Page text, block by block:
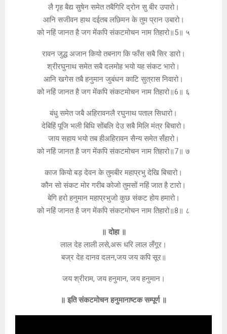
लै गृह बैद्य सुषेन समेत तबैगिरि द्रोन सु बीर उपारो।
आनि सजीवन हाथ दईतब लछिमन के तुम प्रान उबारो।
को नहिं जानत है जग मेंकपि संकटमोचन नाम तिहारो॥5॥ ५
रावन जुद्ध अजान कियो तबनाग कि फाँस सबै सिर डारो।
श्रीरघुनाथ समेत सबै दलमोह भयो यह संकट भारो।
आनि खगेस तबै हनुमान जुबंधन काटि सुत्रास निवारो।
को नहिं जानत है जग मेंकपि संकटमोचन नाम तिहारो॥6॥ ६
बंधु समेत जबै अहिरावनलै रघुनाथ पताल सिधारो।
देबिहिं पूजि भली बिधि सोंबलि देउ सबै मिलि मंत्र बिचारो।
जाय सहाय भयो तब हीअहिरावन सैन्य समेत सँहारो।
को नहिं जानत है जग मेंकपि संकटमोचन नाम तिहारो॥7॥ ७
काज कियो बड़ देवन के तुमबीर महाप्रभु देखि बिचारो।
कौन सो संकट मोर गरीब कोजो तुमसों नहिं जात है टारो।
बेगि हरो हनुमान महाप्रभुजो कुछ संकट होय हमारो।
को नहिं जानत है जग मेंकपि संकटमोचन नाम तिहारो॥8॥ ८
॥ दोहा ॥
लाल देह लाली लसे,अरू धरि लाल लँगूर।
बज्र देह दानव दलन,जय जय कपि सूर॥
जय श्रीराम, जय हनुमान, जय हनुमान।
॥ इति संकटमोचन हनुमानाष्टक सम्पूर्ण ॥